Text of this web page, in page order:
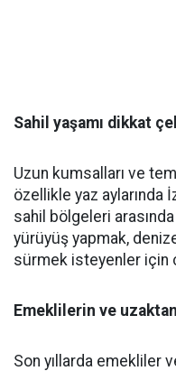
Sahil yaşamı dikkat
Uzun kumsalları ve
özellikle yaz aylarında
sahil bölgeleri
yürüyüş yapmak,
sürmek isteyenler için
Emeklilerin ve
Son yıllarda emekliler